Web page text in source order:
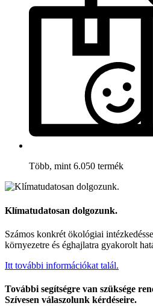
Több, mint 6.050 termék
Klímatudatosan dolgozunk.
Számos konkrét ökológiai
környezetre és éghajlatra gyakorolt
Itt további információkat talál.
További segítségre van szüksége
Szívesen válaszolunk kérdéseire.